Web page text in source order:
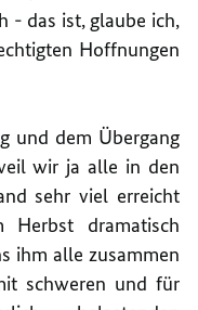
- das ist, glaube ich,
Hoffnungen
und dem Übergang
wir ja alle in den
sehr viel erreicht
dramatisch
ihm alle zusammen
schweren und für